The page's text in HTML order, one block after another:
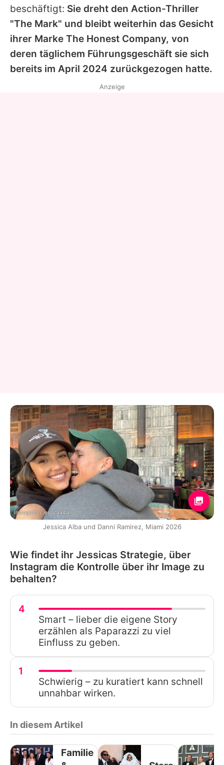
beschäftigt: Sie dreht den Action-Thriller
"The Mark" und bleibt weiterhin das Gesicht
ihrer Marke The Honest Company, von
deren täglichem Führungsgeschäft sie sich
bereits im April 2024 zurückgezogen hatte.
Anzeige
Instagram / jessicaalba
Jessica Alba und Danni Ramirez, Miami 2026
Wie findet ihr Jessicas Strategie, über
Instagram die Kontrolle über ihr Image zu
behalten?
4
Smart – lieber die eigene Story
erzählen als Paparazzi zu viel
Einfluss zu geben.
1
Schwierig – zu kuratiert kann schnell
unnahbar wirken.
In diesem Artikel
Familie